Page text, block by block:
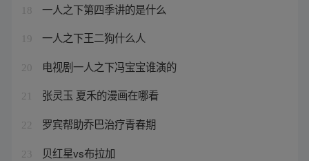
18 一人之下第四季讲的是什么
19 一人之下王二狗什么人
20 电视剧一人之下冯宝宝谁演的
21 张灵玉 夏禾的漫画在哪看
22 罗宾帮助乔巴治疗青春期
23 贝红星vs布拉加